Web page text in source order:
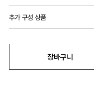
추가 구성 상품
장바구니